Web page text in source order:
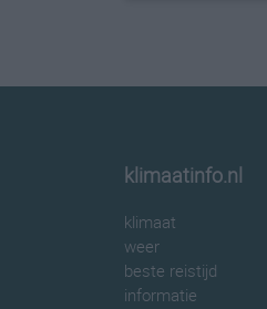
klimaatinfo.nl
klimaat
weer
beste reistijd
informatie